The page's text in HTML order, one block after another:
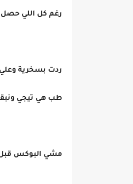
رغم كل اللي
ردت بسخرية
طب هي تيجي
مشي البوكس قبل